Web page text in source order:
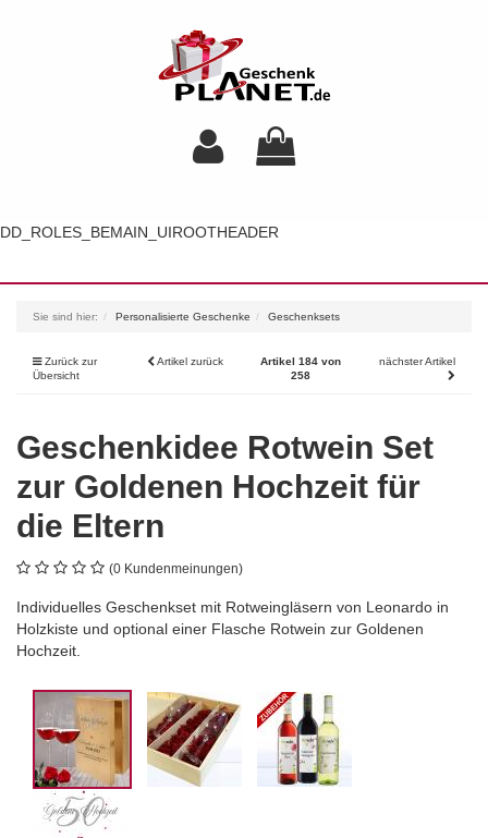
DD_ROLES_BEMAIN_UIROOTHEADER
Sie sind hier: Personalisierte Geschenke Geschenksets
Zurück zur
Übersicht
Artikel zurück
Artikel 184 von
258
nächster Artikel
Geschenkidee Rotwein Set
zur Goldenen Hochzeit für
die Eltern
(0 Kundenmeinungen)
Individuelles Geschenkset mit Rotweingläsern von Leonardo in
Holzkiste und optional einer Flasche Rotwein zur Goldenen
Hochzeit.